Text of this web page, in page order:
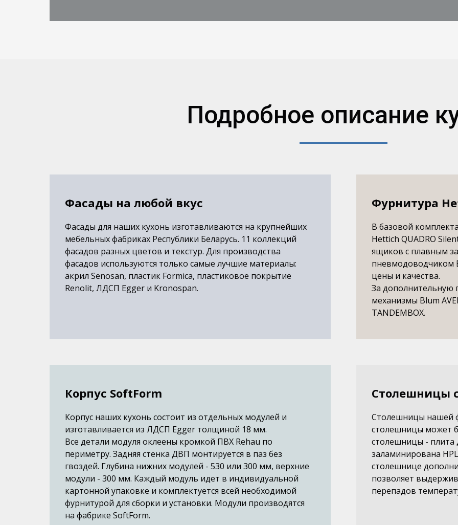
Подробное описание
Фасады на любой вкус
Фасады для наших кухонь изготавливаются на крупнейших
мебельных фабриках Республики Беларусь. 11 коллекций
фасадов разных цветов и текстур. Для производства
фасадов используются только самые лучшие материалы:
акрил Senosan, пластик Formica, пластиковое покрытие
Renolit, ЛДСП Egger и Kronospan.
Фурнитура
В базовой
Hettich QUADRO
ящиков с плавным
пневмодоводчиком
цены и качества.
За дополнительную
механизмы Blum
TANDEMBOX.
Корпус SoftForm
Корпус наших кухонь состоит из отдельных модулей и
изготавливается из ЛДСП Egger толщиной 18 мм.
Все детали модуля оклеены кромкой ПВХ Rehau по
периметру. Задняя стенка ДВП монтируется в паз без
гвоздей. Глубина нижних модулей - 530 или 300 мм, верхние
модули - 300 мм. Каждый модуль идет в индивидуальной
картонной упаковке и комплектуется всей необходимой
фурнитурой для сборки и установки. Модули производятся
на фабрике SoftForm.
Столешницы
Столешницы нашей
столешницы может
столешницы -
заламинирована
столешнице
позволяет
перепадов